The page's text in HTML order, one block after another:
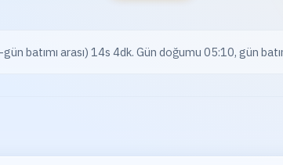
batımı arası) 14s 4dk. Gün doğumu 05:10, gün